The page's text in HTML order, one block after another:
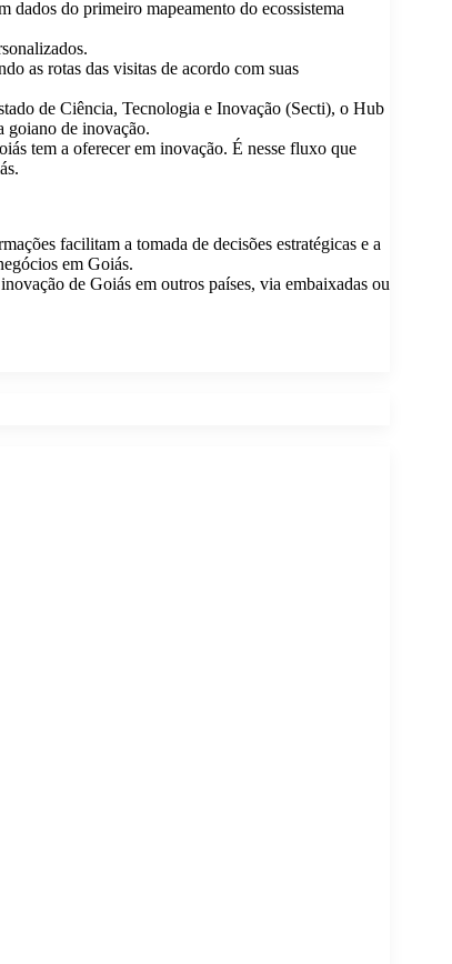
do primeiro mapeamento do ecossistema
as rotas das visitas de acordo com suas
de Ciência, Tecnologia e Inovação (Secti), o Hub
goiano de inovação.
tem a oferecer em inovação. É nesse fluxo que
facilitam a tomada de decisões estratégicas e a
em Goiás.
de Goiás em outros países, via embaixadas ou